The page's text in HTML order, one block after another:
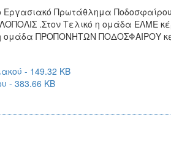
Εργασιακό Πρωτάθλημα
.Στον Τελικό η ομάδα ΕΛΜΕ
ομάδα ΠΡΟΠΟΝΗΤΩΝ ΠΟΔΟΣΦΑΙΡΟΥ
- 149.32 KB
- 383.66 KB